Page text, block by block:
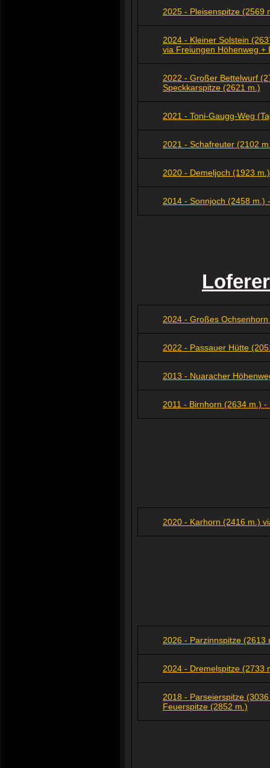
2025 - Pleisenspitze (2569
2024 - Kleiner Solstein
via Freiungen Höhenweg +
2022 - Großer Bettelwurf
Speckkarspitze (2621 m.)
2021 - Toni-Gaugg-Weg
2021 - Schafreuter (2102
2020 - Demeljoch (1923 m.)
2014 - Sonnjoch (2458 m.)
2024 - Großes
2022 - Passauer Hütte
2013 - Nuaracher
2011 - Birnhorn (2634 m.)
2020 - Karhorn (2416 m.)
2026 - Parzinnspitze (2613
2024 - Dremelspitze (2733
2018 - Parseierspitze
Feuerspitze (2852 m.)